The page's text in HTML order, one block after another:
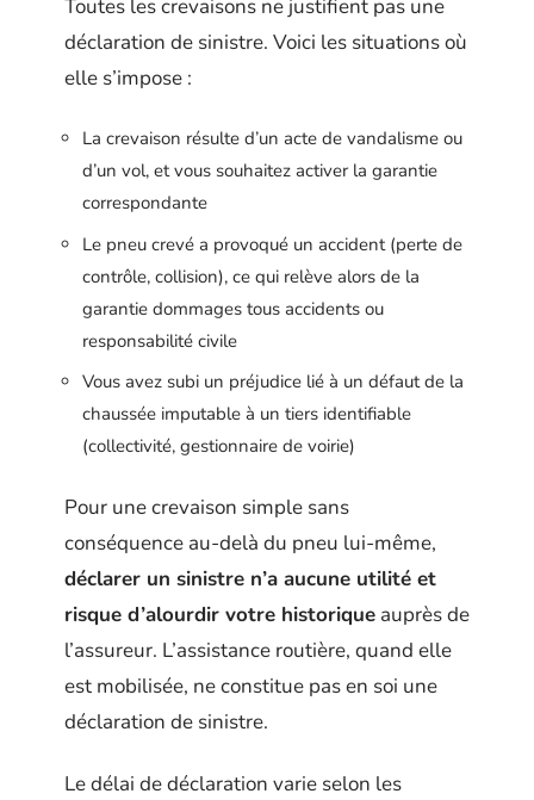
Toutes les crevaisons ne justifient pas une
déclaration de sinistre. Voici les situations où
elle s’impose :
La crevaison résulte d’un acte de vandalisme ou
d’un vol, et vous souhaitez activer la garantie
correspondante
Le pneu crevé a provoqué un accident (perte de
contrôle, collision), ce qui relève alors de la
garantie dommages tous accidents ou
responsabilité civile
Vous avez subi un préjudice lié à un défaut de la
chaussée imputable à un tiers identifiable
(collectivité, gestionnaire de voirie)
Pour une crevaison simple sans
conséquence au-delà du pneu lui-même,
déclarer un sinistre n’a aucune utilité et
risque d’alourdir votre historique auprès de
l’assureur. L’assistance routière, quand elle
est mobilisée, ne constitue pas en soi une
déclaration de sinistre.
Le délai de déclaration varie selon les